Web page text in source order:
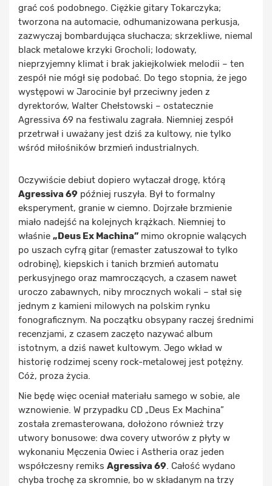
grać coś podobnego. Ciężkie gitary Tokarczyka;
tworzona na automacie, odhumanizowana perkusja,
zazwyczaj bombardująca słuchacza; skrzekliwe, niemal
black metalowe krzyki Grocholi; lodowaty,
nieprzyjemny klimat i brak jakiejkolwiek melodii – ten
zespół nie mógł się podobać. Do tego stopnia, że jego
występowi w Jarocinie był przeciwny jeden z
dyrektorów, Walter Chełstowski – ostatecznie
Agressiva 69 na festiwalu zagrała. Niemniej zespół
przetrwał i uważany jest dziś za kultowy, nie tylko
wśród miłośników brzmień industrialnych.
Oczywiście debiut dopiero wytaczał drogę, którą
Agressiva 69 później ruszyła. Był to formalny
eksperyment, granie w ciemno. Dojrzałe brzmienie
miało nadejść na kolejnych krążkach. Niemniej to
właśnie „Deus Ex Machina” mimo okropnie walących
po uszach cyfrą gitar (remaster zatuszował to tylko
odrobinę), kiepskich i tanich brzmień automatu
perkusyjnego oraz mamroczących, a czasem nawet
uroczo zabawnych, niby mrocznych wokali – stał się
jednym z kamieni milowych na polskim rynku
fonograficznym. Na początku obsypany raczej średnimi
recenzjami, z czasem zaczęto nazywać album
istotnym, a dziś nawet kultowym. Jego wkład w
historię rodzimej sceny rock-metalowej jest potężny.
Cóż, proza życia.
Nie będę więc oceniał materiału samego w sobie, ale
wznowienie. W przypadku CD „Deus Ex Machina”
została zremasterowana, dołożono również trzy
utwory bonusowe: dwa covery utworów z płyty w
wykonaniu Męczenia Owiec i Astheria oraz jeden
współczesny remiks Agressiva 69. Całość wydano
chyba trochę za skromnie, bo w składanym na trzy